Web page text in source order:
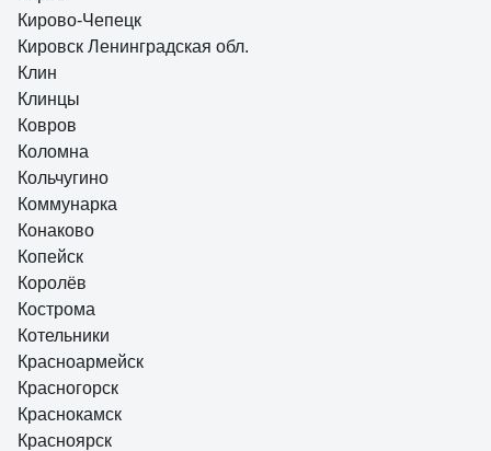
Кирово-Чепецк
Кировск Ленинградская обл.
Клин
Клинцы
Ковров
Коломна
Кольчугино
Коммунарка
Конаково
Копейск
Королёв
Кострома
Котельники
Красноармейск
Красногорск
Краснокамск
Красноярск